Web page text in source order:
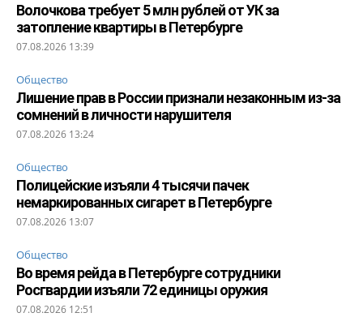
Волочкова требует 5 млн рублей от УК за
затопление квартиры в Петербурге
07.08.2026 13:39
Общество
Лишение прав в России признали незаконным из-за
сомнений в личности нарушителя
07.08.2026 13:24
Общество
Полицейские изъяли 4 тысячи пачек
немаркированных сигарет в Петербурге
07.08.2026 13:07
Общество
Во время рейда в Петербурге сотрудники
Росгвардии изъяли 72 единицы оружия
07.08.2026 12:51